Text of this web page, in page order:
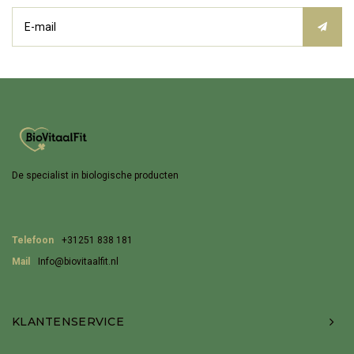
De specialist in biologische producten
Telefoon
+31251 838 181
Mail
Info@biovitaalfit.nl
KLANTENSERVICE